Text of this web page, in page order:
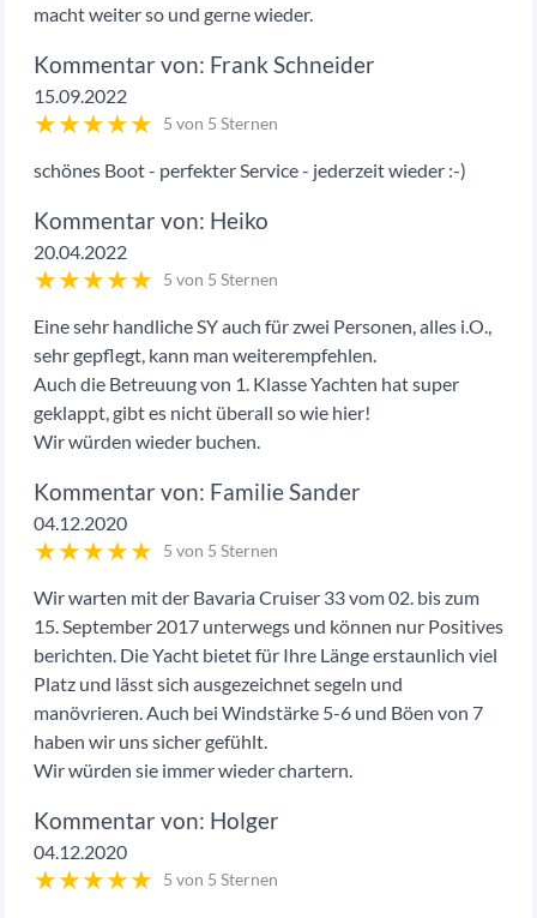
macht weiter so und gerne wieder.
Frank Schneider
15.09.2022
★★★★★ 5 von 5 Sternen
schönes Boot - perfekter Service - jederzeit wieder :-)
Heiko
20.04.2022
★★★★★ 5 von 5 Sternen
Eine sehr handliche SY auch für zwei Personen, alles i.O.,
sehr gepflegt, kann man weiterempfehlen.
Auch die Betreuung von 1. Klasse Yachten hat super
geklappt, gibt es nicht überall so wie hier!
Wir würden wieder buchen.
Familie Sander
04.12.2020
★★★★★ 5 von 5 Sternen
Wir warten mit der Bavaria Cruiser 33 vom 02. bis zum
15. September 2017 unterwegs und können nur Positives
berichten. Die Yacht bietet für Ihre Länge erstaunlich viel
Platz und lässt sich ausgezeichnet segeln und
manövrieren. Auch bei Windstärke 5-6 und Böen von 7
haben wir uns sicher gefühlt.
Wir würden sie immer wieder chartern.
Holger
04.12.2020
★★★★★ 5 von 5 Sternen